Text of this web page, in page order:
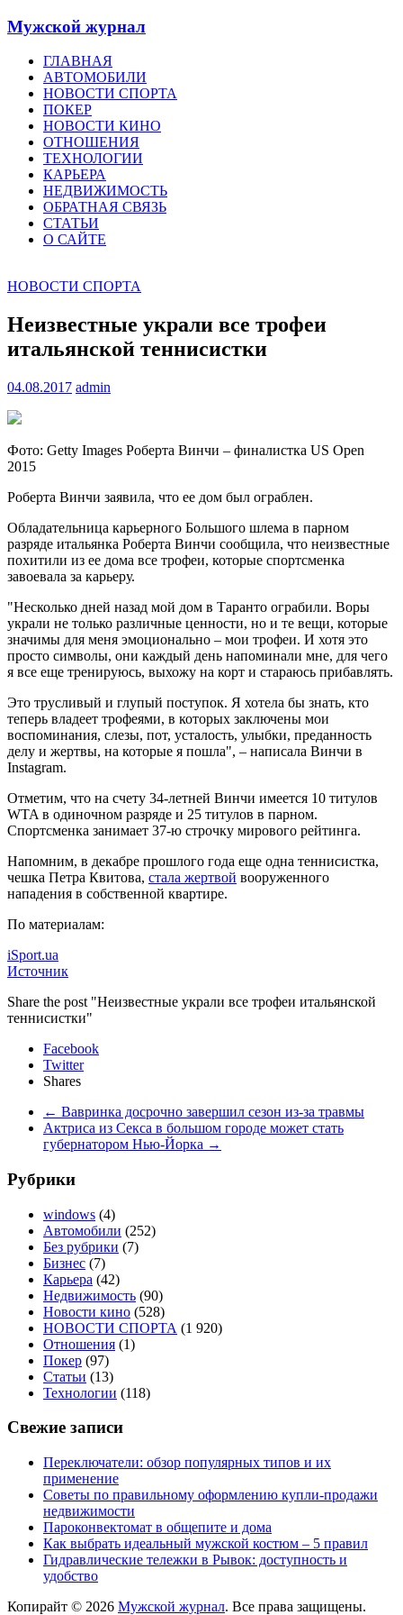
Мужской журнал
ГЛАВНАЯ
АВТОМОБИЛИ
НОВОСТИ СПОРТА
ПОКЕР
НОВОСТИ КИНО
ОТНОШЕНИЯ
ТЕХНОЛОГИИ
КАРЬЕРА
НЕДВИЖИМОСТЬ
ОБРАТНАЯ СВЯЗЬ
СТАТЬИ
О САЙТЕ
НОВОСТИ СПОРТА
Неизвестные украли все трофеи
итальянской теннисистки
04.08.2017 admin
Фото: Getty Images Роберта Винчи – финалистка US Open
2015
Роберта Винчи заявила, что ее дом был ограблен.
Обладательница карьерного Большого шлема в парном
разряде итальянка Роберта Винчи сообщила, что неизвестные
похитили из ее дома все трофеи, которые спортсменка
завоевала за карьеру.
"Несколько дней назад мой дом в Таранто ограбили. Воры
украли не только различные ценности, но и те вещи, которые
значимы для меня эмоционально – мои трофеи. И хотя это
просто символы, они каждый день напоминали мне, для чего
я все еще тренируюсь, выхожу на корт и стараюсь прибавлять.
Это трусливый и глупый поступок. Я хотела бы знать, кто
теперь владеет трофеями, в которых заключены мои
воспоминания, слезы, пот, усталость, улыбки, преданность
делу и жертвы, на которые я пошла", – написала Винчи в
Instagram.
Отметим, что на счету 34-летней Винчи имеется 10 титулов
WTA в одиночном разряде и 25 титулов в парном.
Спортсменка занимает 37-ю строчку мирового рейтинга.
Напомним, в декабре прошлого года еще одна теннисистка,
чешка Петра Квитова, стала жертвой вооруженного
нападения в собственной квартире.
По материалам:
iSport.ua
Источник
Share the post "Неизвестные украли все трофеи итальянской
теннисистки"
Facebook
Twitter
Shares
← Вавринка досрочно завершил сезон из-за травмы
Актриса из Секса в большом городе может стать
губернатором Нью-Йорка →
Рубрики
windows (4)
Автомобили (252)
Без рубрики (7)
Бизнес (7)
Карьера (42)
Недвижимость (90)
Новости кино (528)
НОВОСТИ СПОРТА (1 920)
Отношения (1)
Покер (97)
Статьи (13)
Технологии (118)
Свежие записи
Переключатели: обзор популярных типов и их
применение
Советы по правильному оформлению купли-продажи
недвижимости
Пароконвектомат в общепите и дома
Как выбрать идеальный мужской костюм – 5 правил
Гидравлические тележки в Рывок: доступность и
удобство
Копирайт © 2026 Мужской журнал. Все права защищены.